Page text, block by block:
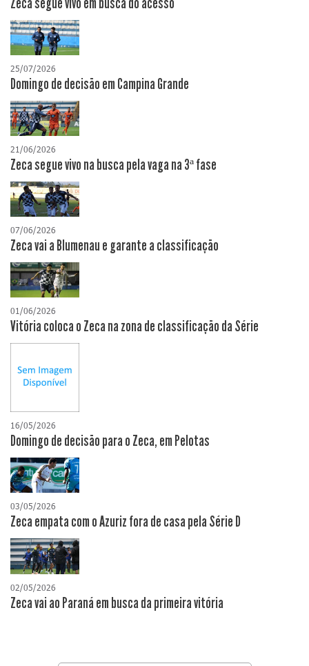
25/07/2026
Domingo de decisão em Campina Grande
21/06/2026
Zeca segue vivo na busca pela vaga na 3ª fase
07/06/2026
Zeca vai a Blumenau e garante a classificação
01/06/2026
Vitória coloca o Zeca na zona de classificação da Série
16/05/2026
Domingo de decisão para o Zeca, em Pelotas
03/05/2026
Zeca empata com o Azuriz fora de casa pela Série D
02/05/2026
Zeca vai ao Paraná em busca da primeira vitória